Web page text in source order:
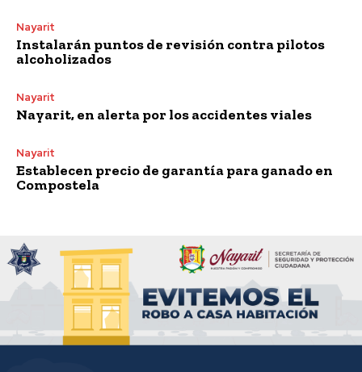
Nayarit
Instalarán puntos de revisión contra pilotos
alcoholizados
Nayarit
Nayarit, en alerta por los accidentes viales
Nayarit
Establecen precio de garantía para ganado en
Compostela